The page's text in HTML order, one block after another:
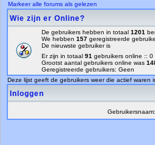
Markeer alle forums als gelezen
Wie zijn er Online?
De gebruikers hebben in totaal 1201
We hebben 157 geregistreerde
De nieuwste gebruiker is
Er zijn in totaal 91 gebruikers online ::
Grootst aantal gebruikers online was
Geregistreerde gebruikers: Geen
Deze lijst geeft de gebruikers weer die actief waren
Inloggen
Gebruikersnaam: